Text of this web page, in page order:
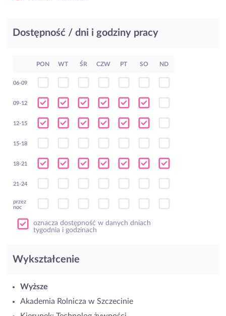
Dostępność / dni i godziny pracy
PON WT ŚR CZW PT SO ND
06-09
09-12
12-15
15-18
18-21
21-24
przez
noc
oznacza dostępność w danych dniach
tygodnia i godzinach
Wykształcenie
Wyższe
Akademia Rolnicza w Szczecinie